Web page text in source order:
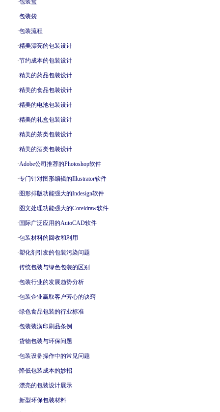
·包装盒
·包装袋
·包装流程
·精美漂亮的包装设计
·节约成本的包装设计
·精美的药品包装设计
·精美的食品包装设计
·精美的电池包装设计
·精美的礼盒包装设计
·精美的茶类包装设计
·精美的酒类包装设计
·Adobe公司推荐的Photoshop软件
·专门针对图形编辑的Illustrator软件
· 图形排版功能强大的Indesign软件
· 图文处理功能强大的Coreldraw软件
· 国际广泛应用的AutoCAD软件
·包装材料的回收和利用
·塑化剂引发的包装污染问题
·传统包装与绿色包装的区别
·包装行业的发展趋势分析
·包装企业赢取客户芳心的诀窍
·绿色食品包装的行业标准
·包装装潢印刷品条例
·货物包装与环保问题
·包装设备操作中的常见问题
·降低包装成本的妙招
·漂亮的包装设计展示
·新型环保包装材料